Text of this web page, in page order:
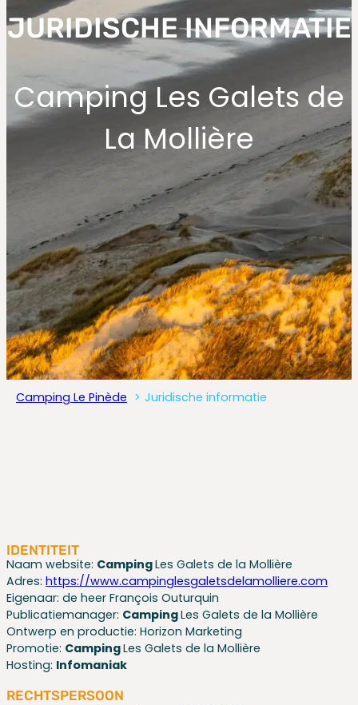
JURIDISCHE INFORMATIE
Camping Les Galets de
La Mollière
Camping Le Pinède Juridische informatie
IDENTITEIT
Naam website: CampingLes Galets de la Mollière
Adres: https://www.campinglesgaletsdelamolliere.com
Eigenaar: de heer François Outurquin
Publicatiemanager: CampingLes Galets de la Mollière
Ontwerp en productie: Horizon Marketing
Promotie: CampingLes Galets de la Mollière
Hosting: Infomaniak
RECHTSPERSOON